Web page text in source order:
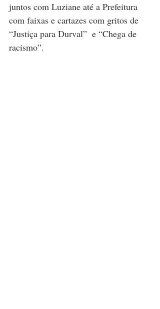
juntos com Luziane até a Prefeitura
com faixas e cartazes com gritos de
“Justiça para Durval”  e “Chega de
racismo”.